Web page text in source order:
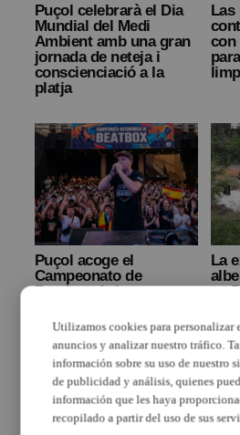
Puçol celebrarà el Dia
Mundial del Medi
Ambient amb una gran
jornada de neteja i
conscienciació a la
platja
Las
con
Puçol acoge el
Campeonato de
Beatbox de la
con entrada gratuita
La
en
del
Utilizamos cookies para personalizar
anuncios y analizar nuestro tráfico.
información sobre su uso de nuestro
de publicidad y análisis, quienes
información que les haya
recopilado a partir del uso de sus